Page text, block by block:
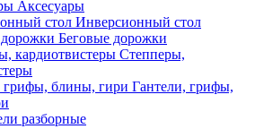
Аксесуары
Инверсионный стол
Беговые дорожки
Степперы,
Гантели, грифы,
разборные